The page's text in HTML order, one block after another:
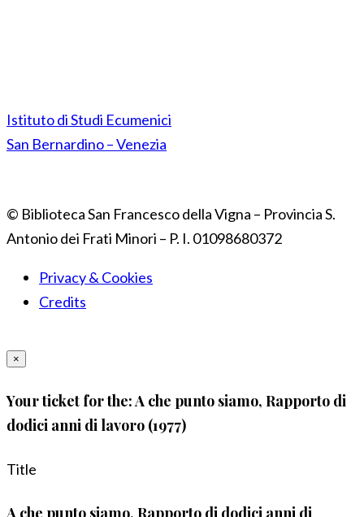
Istituto di Studi Ecumenici
San Bernardino – Venezia
© Biblioteca San Francesco della Vigna – Provincia S.
Antonio dei Frati Minori – P. I. 01098680372
Privacy & Cookies
Credits
×
Your ticket for the: A che punto siamo, Rapporto di
dodici anni di lavoro (1977)
Title
A che punto siamo, Rapporto di dodici anni di